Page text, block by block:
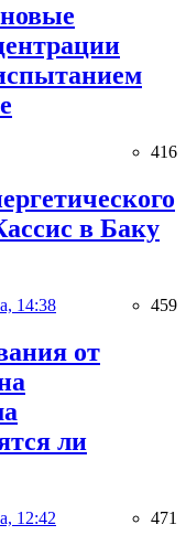
416
в Баку
14:38 459
от
ли
12:42 471